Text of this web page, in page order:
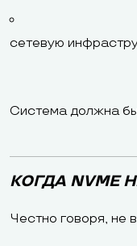
сетевую
Система должна
КОГДА NVME
Честно говоря, не